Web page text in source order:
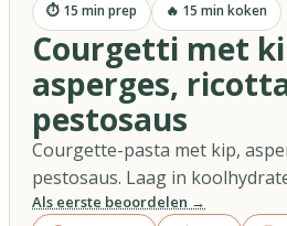
⏱ 15 min prep 🔥 15 min koken
Courgetti met
asperges,
pestosaus
Courgette-pasta met kip,
pestosaus. Laag in
Als eerste beoordelen →